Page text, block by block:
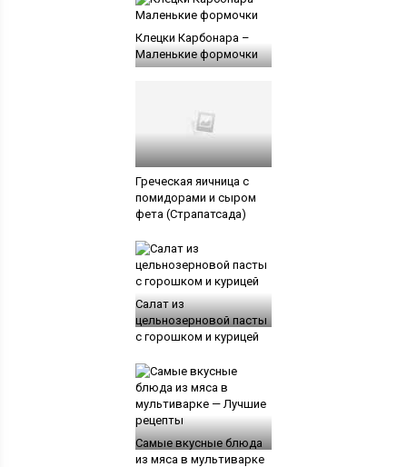
Клецки Карбонара –
Маленькие формочки
Греческая яичница с
помидорами и сыром
фета (Страпатсада)
Салат из
цельнозерновой пасты
с горошком и курицей
Самые вкусные блюда
из мяса в мультиварке